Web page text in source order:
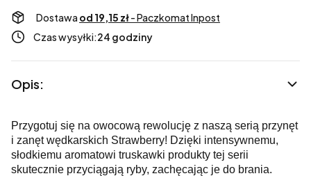
Dostawa od 19,15 zł- Paczkomat Inpost
Czas wysyłki:24 godziny
Opis:
Przygotuj się na owocową rewolucję z naszą serią przynęt
i zanęt wędkarskich Strawberry! Dzięki intensywnemu,
słodkiemu aromatowi truskawki produkty tej serii
skutecznie przyciągają ryby, zachęcając je do brania.